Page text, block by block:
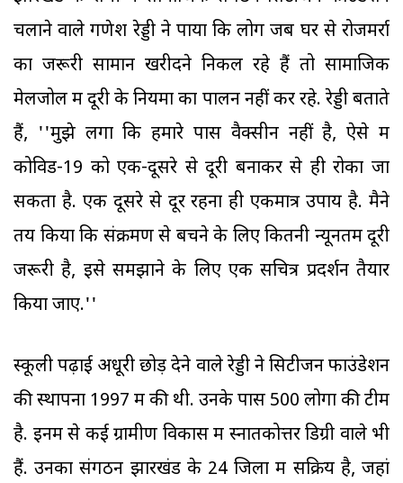
चलाने वाले गणेश रेड्डी ने पाया कि लोग जब घर से रोजमर्रा
का जरूरी सामान खरीदने निकल रहे हैं तो सामाजिक
मेलजोल में दूरी के नियमों का पालन नहीं कर रहे. रेड्डी बताते
हैं, ''मुझे लगा कि हमारे पास वैक्सीन नहीं है, ऐसे में
कोविड-19 को एक-दूसरे से दूरी बनाकर से ही रोका जा
सकता है. एक दूसरे से दूर रहना ही एकमात्र उपाय है. मैने
तय किया कि संक्रमण से बचने के लिए कितनी न्यूनतम दूरी
जरूरी है, इसे समझाने के लिए एक सचित्र प्रदर्शन तैयार
किया जाए.''
स्कूली पढ़ाई अधूरी छोड़ देने वाले रेड्डी ने सिटीजन फाउंडेशन
की स्थापना 1997 में की थी. उनके पास 500 लोगों की टीम
है. इनमें से कई ग्रामीण विकास में स्नातकोत्तर डिग्री वाले भी
हैं. उनका संगठन झारखंड के 24 जिलों में सक्रिय है, जहां